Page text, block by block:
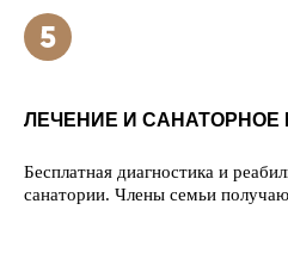
ЛЕЧЕНИЕ И
Бесплатная диагностика и
санатории. Члены семьи